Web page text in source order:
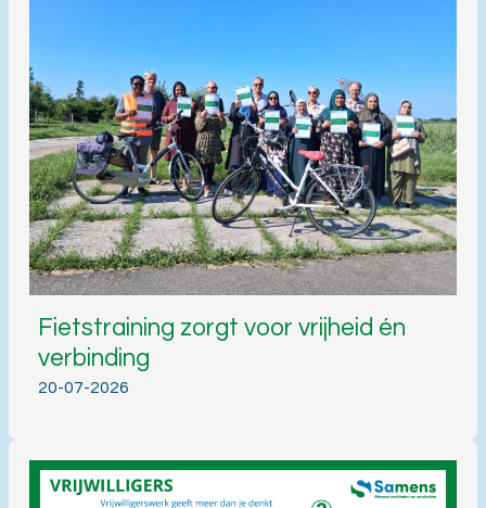
Fietstraining zorgt voor vrijheid én
verbinding
20-07-2026